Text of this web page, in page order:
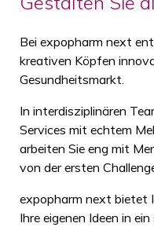
Bei expopharm next
kreativen Köpfen
Gesundheitsmarkt.
In interdisziplinären
Services mit echtem
arbeiten Sie eng mit
von der ersten
expopharm next bietet
Ihre eigenen Ideen in